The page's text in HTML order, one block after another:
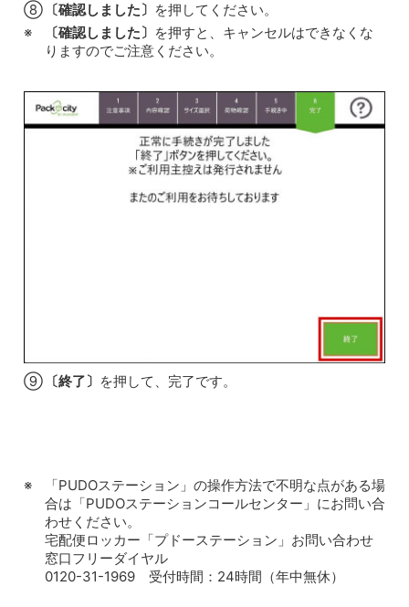
⑧ 〔確認しました〕 を押してください。
〔確認しました〕 を押すと、キャンセルはできなくな
りますのでご注意ください。
⑨ 〔終了〕 を押して、完了です。
「PUDOステーション」の操作方法で不明な点がある場
合は「PUDOステーションコールセンター」にお問い合
わせください。
宅配便ロッカー「プドーステーション」お問い合わせ
窓口フリーダイヤル
0120-31-1969 受付時間：24時間（年中無休）